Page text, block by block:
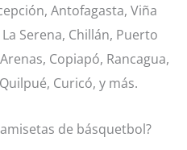
Antofagasta, Viña
Serena, Chillán, Puerto
Copiapó, Rancagua,
Curicó, y más.
de básquetbol?